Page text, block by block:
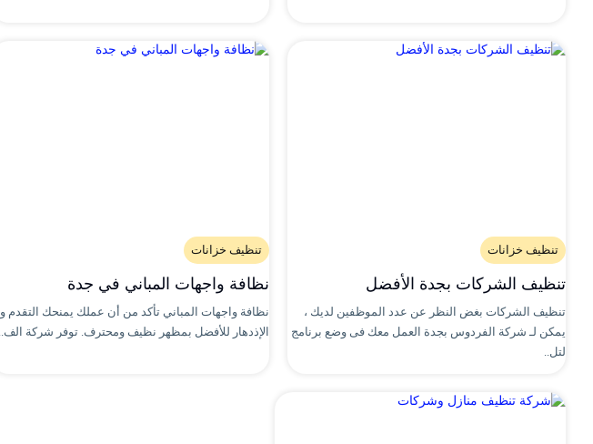
تنظيف خزانات
تنظيف الشركات بجدة الأفضل
تنظيف الشركات بغض النظر عن عدد الموظفين لديك ،
يمكن لـ شركة الفردوس بجدة العمل معك فى وضع برنامج
لتل..
تنظيف خزانات
نظافة واجهات المباني في جدة
نظافة واجهات المباني تأكد من أن عملك يمنحك التقدم و
الإذدهار للأفضل بمظهر نظيف ومحترف. توفر شركة الف..